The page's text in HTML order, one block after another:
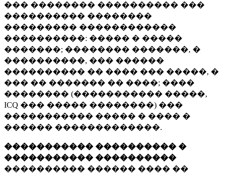
��� �������� ���������� ���
���������� ��������
��������� ������������
����������: ����� � �����
�������; �������� �������, �
����������, ��� ������
���������� �� ���� ��� �����, �
��� �� ������� �� ����; ����
�������� (����������� �����,
ICQ ��� ����� ��������) ���
����������� ����� � ���� �
������ �������������.
����������� ���������� �
����������� ����������
���������� ������ ���� ��